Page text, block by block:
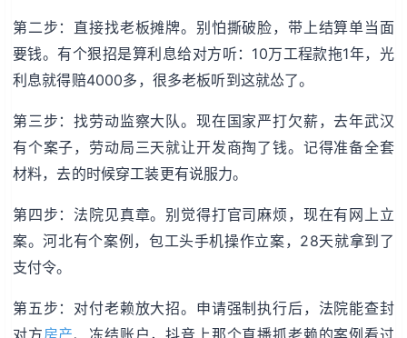
第二步：直接找老板摊牌。别怕撕破脸，带上结算单当面
要钱。有个狠招是算利息给对方听：10万工程款拖1年，光
利息就得赔4000多，很多老板听到这就怂了。
第三步：找劳动监察大队。现在国家严打欠薪，去年武汉
有个案子，劳动局三天就让开发商掏了钱。记得准备全套
材料，去的时候穿工装更有说服力。
第四步：法院见真章。别觉得打官司麻烦，现在有网上立
案。河北有个案例，包工头手机操作立案，28天就拿到了
支付令。
第五步：对付老赖放大招。申请强制执行后，法院能查封
对方房产、冻结账户，抖音上那个直播抓老赖的案例看过